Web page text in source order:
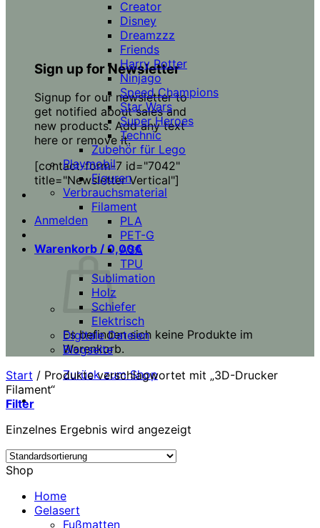
Sign up for Newsletter
Signup for our newsletter to
get notified about sales and
new products. Add any text
here or remove it.
[contact-form-7 id="7042"
title="Newsletter Vertical"]
Anmelden
Warenkorb / 0,00€
Es befinden sich keine Produkte im
Warenkorb.
Zurück zum Shop
Creator
Disney
Dreamzzz
Friends
Harry Potter
Ninjago
Speed Champions
Star Wars
Super Heroes
Technic
Zubehör für Lego
Playmobil
Figuren
Verbrauchsmaterial
Filament
PLA
PET-G
ASA
TPU
Sublimation
Holz
Schiefer
Elektrisch
Digitale Dateien
Blogseite
Start / Produkte verschlagwortet mit „3D-Drucker
Filament“
Filter
Einzelnes Ergebnis wird angezeigt
Shop
Home
Gelasert
Fußmatten